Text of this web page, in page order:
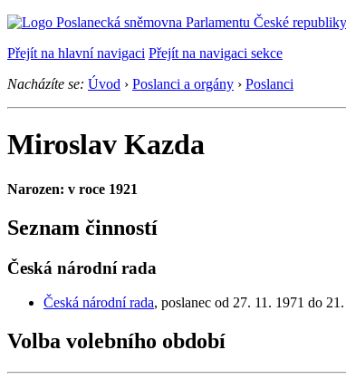
Přejít na hlavní navigaci Přejít na navigaci sekce
Nacházíte se: Úvod › Poslanci a orgány › Poslanci
Miroslav Kazda
Narozen: v roce 1921
Seznam činností
Česká národní rada
Česká národní rada, poslanec od 27. 11. 1971 do
Volba volebního období